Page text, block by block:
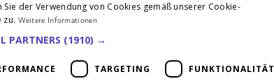
der Verwendung von Cookies gemäß unserer Cookie-
zu. Weitere Informationen
PARTNERS (1910) →
TARGETING FUNKTIONALITÄT